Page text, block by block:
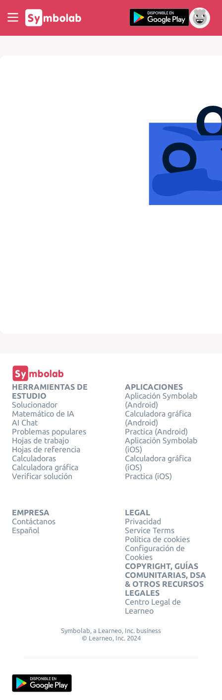
HERRAMIENTAS DE
ESTUDIO
Solucionador
Matemático de IA
AI Chat
Problemas populares
Hojas de trabajo
Hojas de referencia
Calculadoras
Calculadora gráfica
Verificar solución
APLICACIONES
Aplicación Symbolab
(Android)
Calculadora gráfica
(Android)
Practica (Android)
Aplicación Symbolab
(iOS)
Calculadora gráfica
(iOS)
Practica (iOS)
EMPRESA
Contáctanos
Español
LEGAL
Privacidad
Service Terms
Política de cookies
Configuración de
Cookies
COPYRIGHT, GUÍAS
COMUNITARIAS, DSA
& OTROS RECURSOS
LEGALES
Centro Legal de
Learneo
Symbolab, a Learneo, Inc. business
© Learneo, Inc. 2024